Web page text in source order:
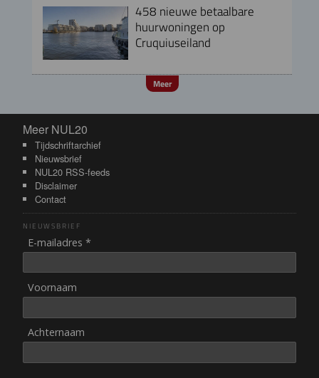
458 nieuwe betaalbare
huurwoningen op
Cruquiuseiland
Meer
Meer NUL20
Meer NUL20
Tijdschriftarchief
Nieuwsbrief
NUL20 RSS-feeds
Disclaimer
Contact
NIEUWSBRIEF
E-mailadres *
Voornaam
Achternaam